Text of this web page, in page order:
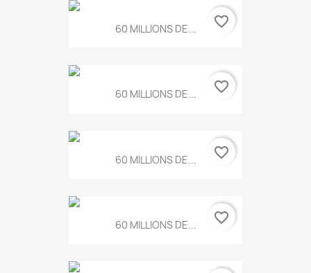
60 MILLIONS DE... favorite_border
60 MILLIONS DE... favorite_border
60 MILLIONS DE... favorite_border
60 MILLIONS DE... favorite_border